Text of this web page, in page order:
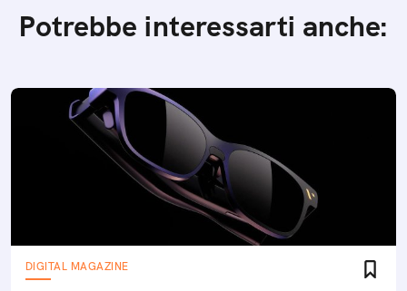
Potrebbe interessarti anche:
DIGITAL MAGAZINE